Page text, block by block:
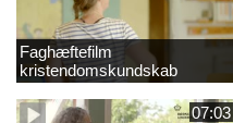
Faghæftefilm
kristendomskundskab
07:03